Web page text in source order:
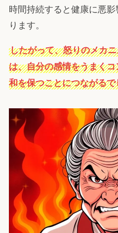
時間持続すると健康に悪
ります。
したがって、怒りのメカ
は、自分の感情をうまく
和を保つことにつながる